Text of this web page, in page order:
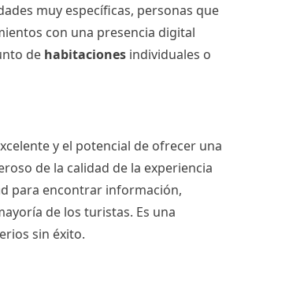
muy específicas, personas que
con una presencia digital
de habitaciones individuales o
y el potencial de ofrecer una
de la calidad de la experiencia
para encontrar información,
de los turistas. Es una
sin éxito.